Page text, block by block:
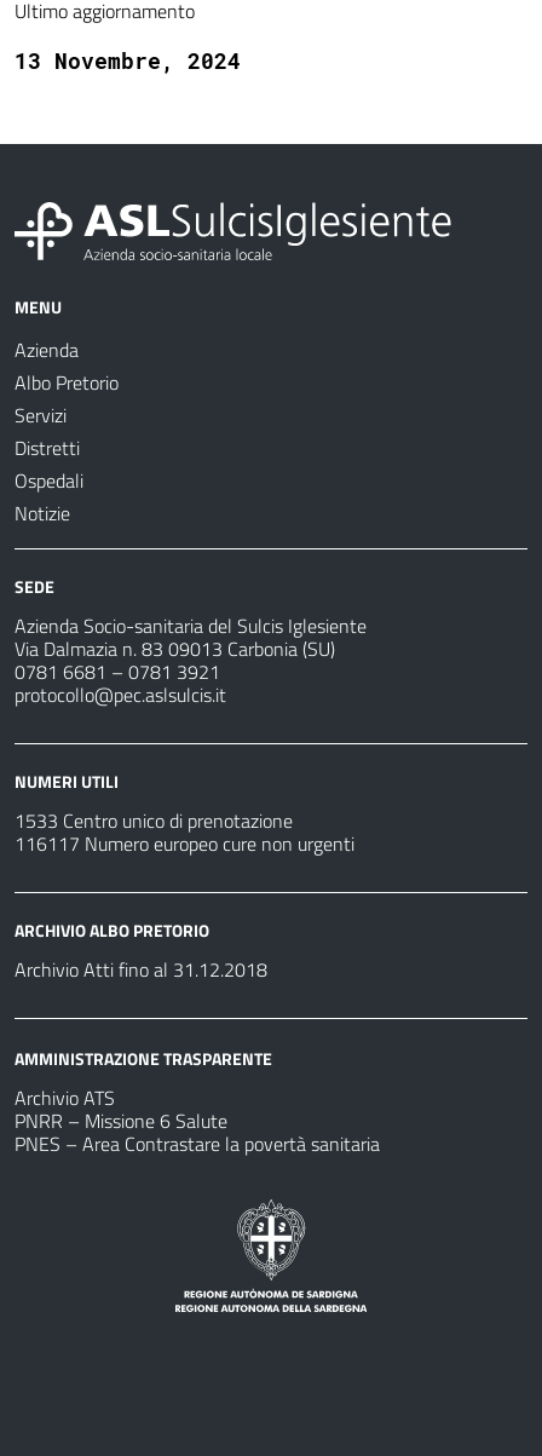
Ultimo aggiornamento
13 Novembre, 2024
MENU
Azienda
Albo Pretorio
Servizi
Distretti
Ospedali
Notizie
SEDE
Azienda Socio-sanitaria del Sulcis Iglesiente
Via Dalmazia n. 83 09013 Carbonia (SU)
0781 6681 – 0781 3921
protocollo@pec.aslsulcis.it
NUMERI UTILI
1533 Centro unico di prenotazione
116117 Numero europeo cure non urgenti
ARCHIVIO ALBO PRETORIO
Archivio Atti fino al 31.12.2018
AMMINISTRAZIONE TRASPARENTE
Archivio ATS
PNRR – Missione 6 Salute
PNES – Area Contrastare la povertà sanitaria